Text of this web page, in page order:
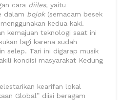
cara diiles, yaitu
dalam bojok (semacam besek
kedua kaki.
kemajuan teknologi saat ini
lagi karena sudah
selep. Tari ini digarap musik
kondisi masyarakat Kedung
kearifan lokal
Global” diisi beragam